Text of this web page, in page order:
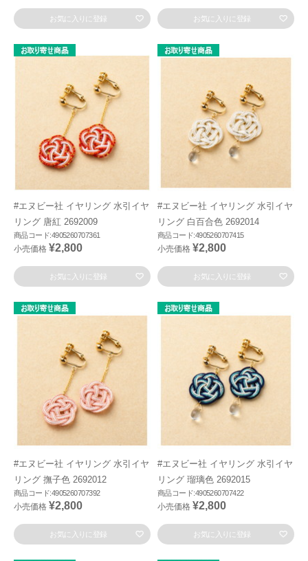
お気に入りに登録 お気に入りに登録
#エヌビー社 イヤリング 水引イヤ
リング 唐紅 2692009
商品コード:4905260707361
小売価格 ¥2,800
お気に入りに登録
#エヌビー社 イヤリング 水引イヤ
リング 白百合色 2692014
商品コード:4905260707415
小売価格 ¥2,800
お気に入りに登録
#エヌビー社 イヤリング 水引イヤ
リング 撫子色 2692012
商品コード:4905260707392
小売価格 ¥2,800
お気に入りに登録
#エヌビー社 イヤリング 水引イヤ
リング 瑠璃色 2692015
商品コード:4905260707422
小売価格 ¥2,800
お気に入りに登録